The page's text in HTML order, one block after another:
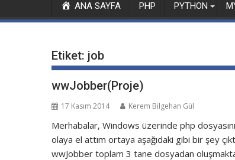
ANA SAYFA PHP PYTHON
Etiket: job
wwJobber(Proje)
17 Kasım 2014 Kerem Bilgehan Gül
Merhabalar, Windows üzerinde php
olaya el attım ortaya aşağıdaki gibi bir şey
wwJobber toplam 3 tane dosyadan